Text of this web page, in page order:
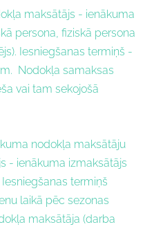
maksātājs - ienākuma
persona, fiziskā persona
Iesniegšanas termiņš -
Nodokļa samaksas
vai tam sekojošā
nodokļa maksātāju
- ienākuma izmaksātājs
Iesniegšanas termiņš
laikā pēc sezonas
maksātāja (darba